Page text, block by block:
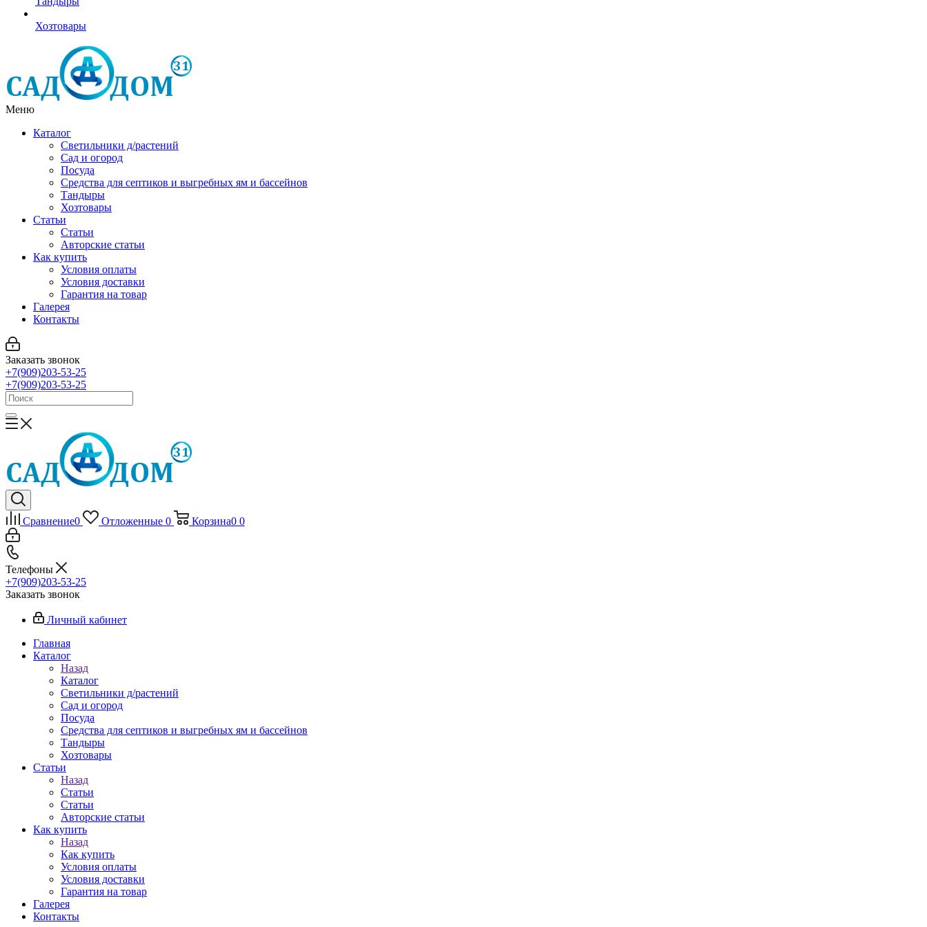
Хозтовары
Меню
Каталог
Светильники д/растений
Сад и огород
Посуда
Средства для септиков и выгребных ям и бассейнов
Тандыры
Хозтовары
Статьи
Статьи
Авторские статьи
Как купить
Условия оплаты
Условия доставки
Гарантия на товар
Галерея
Контакты
Заказать звонок
+7(909)203-53-25
+7(909)203-53-25
Сравнение0 Отложенные 0 Корзина0 0
Телефоны
+7(909)203-53-25
Заказать звонок
Личный кабинет
Главная
Каталог
Назад
Каталог
Светильники д/растений
Сад и огород
Посуда
Средства для септиков и выгребных ям и бассейнов
Тандыры
Хозтовары
Статьи
Назад
Статьи
Статьи
Авторские статьи
Как купить
Назад
Как купить
Условия оплаты
Условия доставки
Гарантия на товар
Галерея
Контакты